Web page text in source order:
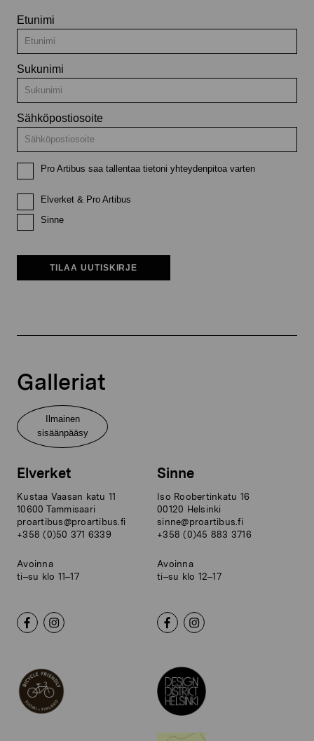
Etunimi
Sukunimi
Sähköpostiosoite
Pro Artibus saa tallentaa tietoni yhteydenpitoa varten
Elverket & Pro Artibus
Sinne
TILAA UUTISKIRJE
Galleriat
Ilmainen
sisäänpääsy
Elverket
Kustaa Vaasan katu 11
10600 Tammisaari
proartibus@proartibus.fi
+358 (0)50 371 6339
Avoinna
ti–su klo 11–17
Sinne
Iso Roobertinkatu 16
00120 Helsinki
sinne@proartibus.fi
+358 (0)45 883 3716
Avoinna
ti–su klo 12–17